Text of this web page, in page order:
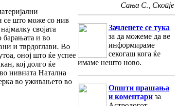
се што може со нив
својата
барањата и во
и тврдоглави. Во
оној што ќе успее
кој долго ќе
нивната Натална
во уживањето во
Сања С., Скопје
Зачленете се тука
за да можеме да ве
информираме
секогаш кога ќе
имаме нешто ново.
Општи прашања
и коментари за